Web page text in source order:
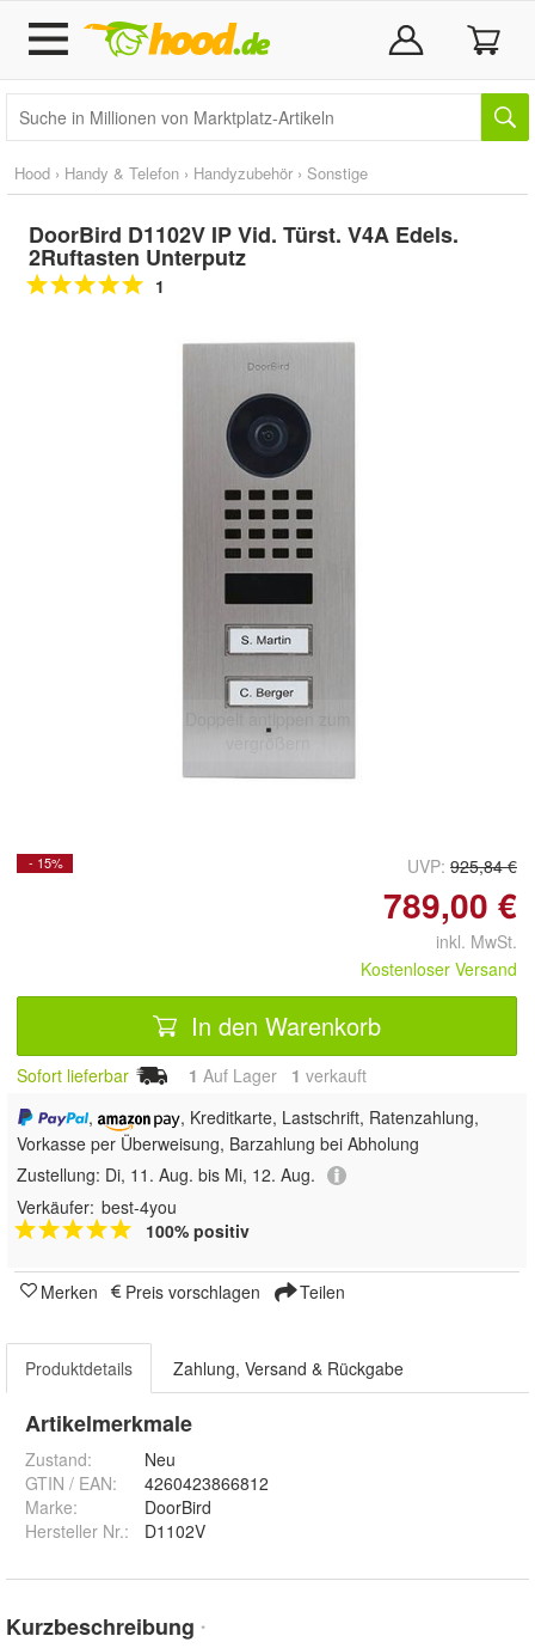
Hood › Handy & Telefon › Handyzubehör › Sonstige
DoorBird D1102V IP Vid. Türst. V4A Edels.
2Ruftasten Unterputz
1
- 15% UVP: 925,84 €
789,00 €
inkl. MwSt.
Kostenloser Versand
In den Warenkorb
Sofort lieferbar 1 Auf Lager 1 verkauft
,
, Kreditkarte, Lastschrift, Ratenzahlung,
Vorkasse per Überweisung, Barzahlung bei Abholung
Zustellung: Di, 11. Aug. bis Mi, 12. Aug.
Verkäufer: best-4you
100% positiv
Merken Preis vorschlagen Teilen
Produktdetails Zahlung, Versand & Rückgabe
Artikelmerkmale
Zustand:
Neu
GTIN / EAN:
4260423866812
Marke:
DoorBird
Hersteller Nr.:
D1102V
Kurzbeschreibung *